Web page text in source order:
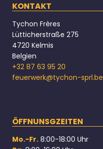
KONTAKT
Tychon Frères
Lütticherstraße 275
4720 Kelmis
Belgien
+32 87 63 95 20
feuerwerk@tychon-sprl.be
ÖFFNUNSGZEITEN
Mo.-Fr. 8:00-18:00 Uhr